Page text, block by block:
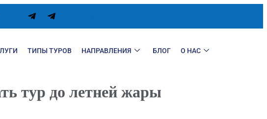
ТИПЫ ТУРОВ НАПРАВЛЕНИЯ БЛОГ О НАС
тур до летней жары